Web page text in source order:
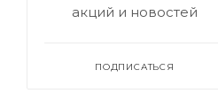
акций и новостей
ПОДПИСАТЬСЯ